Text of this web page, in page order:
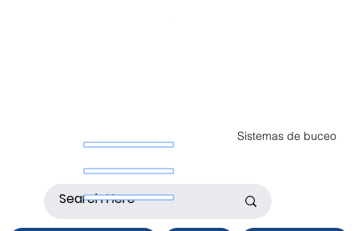
Sistemas de buceo